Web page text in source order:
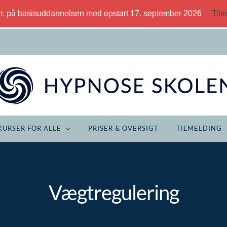
på basisuddannelsen med opstart 17. september 2026
FOR ALLE PRISER & OVERSIGT TILMELDING
Vægtregulering